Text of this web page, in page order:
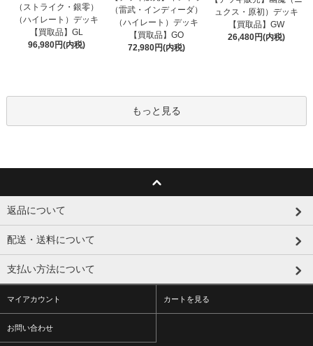
（ストライク・銀零）
（ハイレート）デッキ
【買取品】GL
96,980円(内税)
（雷武・インディーダ）
（ハイレート）デッキ
【買取品】GO
72,980円(内税)
ュクス・原初）デッキ
【買取品】GW
26,480円(内税)
もっと見る
返品について
配送・送料について
支払い方法について
マイアカウント カートを見る
お問い合わせ